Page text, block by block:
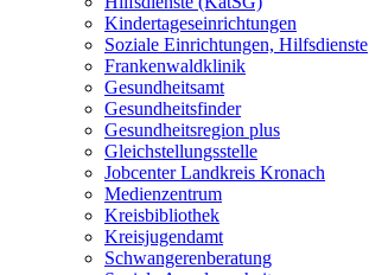
Kindertageseinrichtungen
Soziale Einrichtungen, Hilfsdienste
Frankenwaldklinik
Gesundheitsamt
Gesundheitsfinder
Gesundheitsregion plus
Gleichstellungsstelle
Jobcenter Landkreis Kronach
Medienzentrum
Kreisbibliothek
Kreisjugendamt
Schwangerenberatung